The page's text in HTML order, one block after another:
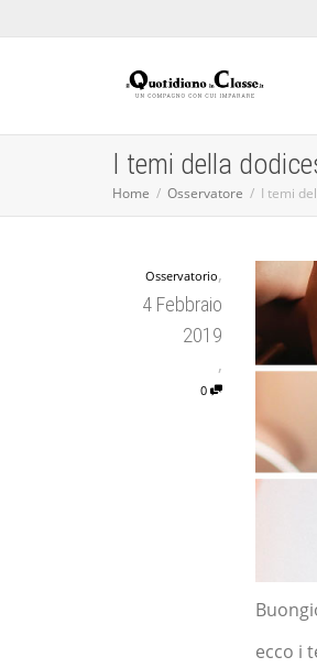
I temi della
Home Osservatore I temi
Osservatorio,
4 Febbraio
2019
,
0
ecco i